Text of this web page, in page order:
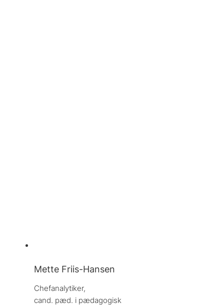
Mette Friis-Hansen
Chefanalytiker,
cand. pæd. i pædagogisk